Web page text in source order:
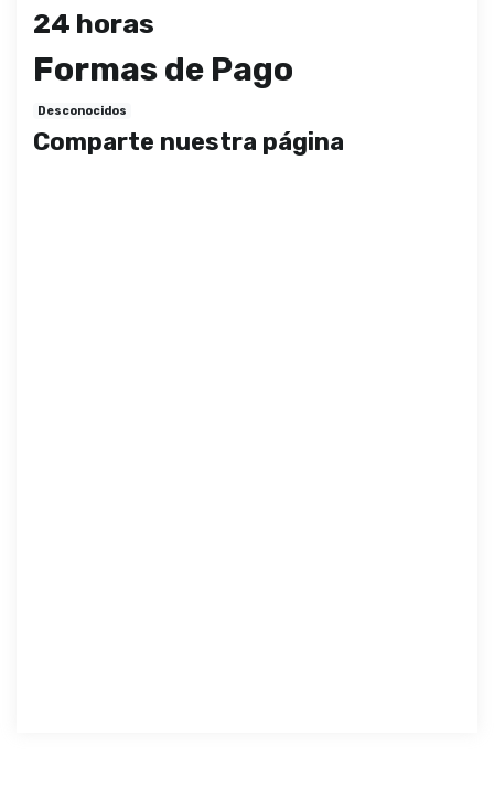
24 horas
Formas de Pago
Desconocidos
Comparte nuestra página